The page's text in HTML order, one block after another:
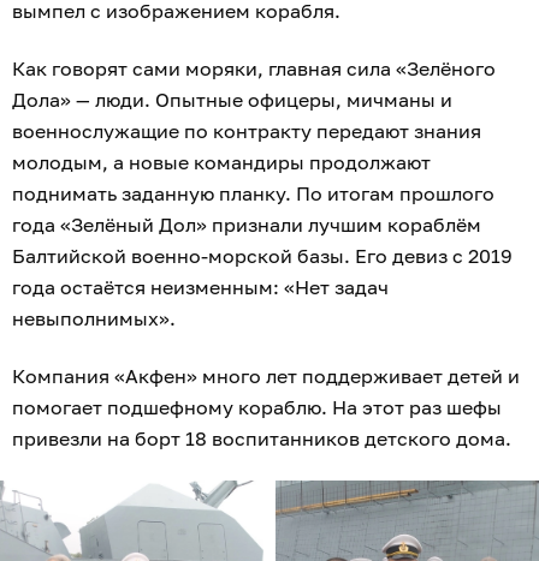
вымпел с изображением корабля.
Как говорят сами моряки, главная сила «Зелёного
Дола» — люди. Опытные офицеры, мичманы и
военнослужащие по контракту передают знания
молодым, а новые командиры продолжают
поднимать заданную планку. По итогам прошлого
года «Зелёный Дол» признали лучшим кораблём
Балтийской военно-морской базы. Его девиз с 2019
года остаётся неизменным: «Нет задач
невыполнимых».
Компания «Акфен» много лет поддерживает детей и
помогает подшефному кораблю. На этот раз шефы
привезли на борт 18 воспитанников детского дома.